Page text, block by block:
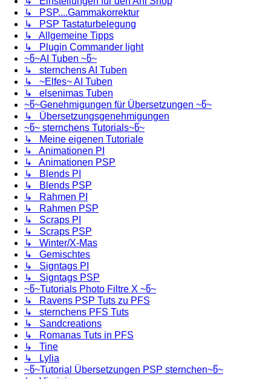
↳ PSP....Gammakorrektur
↳ PSP Tastaturbelegung
↳ Allgemeine Tipps
↳ Plugin Commander light
~წ~AI Tuben ~წ~
↳ sternchens AI Tuben
↳ ~Elfes~ AI Tuben
↳ elsenimas Tuben
~წ~Genehmigungen für Übersetzungen ~წ~
↳ Übersetzungsgenehmigungen
~წ~ sternchens Tutorials~წ~
↳ Meine eigenen Tutoriale
↳ Animationen PI
↳ Animationen PSP
↳ Blends PI
↳ Blends PSP
↳ Rahmen PI
↳ Rahmen PSP
↳ Scraps PI
↳ Scraps PSP
↳ Winter/X-Mas
↳ Gemischtes
↳ Signtags PI
↳ Signtags PSP
~წ~Tutorials Photo Filtre X ~წ~
↳ Ravens PSP Tuts zu PFS
↳ sternchens PFS Tuts
↳ Sandcreations
↳ Romanas Tuts in PFS
↳ Tine
↳ Lylia
~წ~Tutorial Übersetzungen PSP sternchen~წ~